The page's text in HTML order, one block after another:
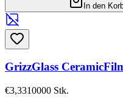
In den
GrizzGlass
€3,3310000 Stk.